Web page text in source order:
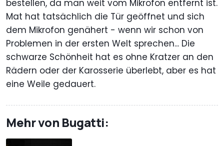
bestellen, da man weit vom Mikrofon entfernt ist.
Mat hat tatsächlich die Tür geöffnet und sich
dem Mikrofon genähert - wenn wir schon von
Problemen in der ersten Welt sprechen... Die
schwarze Schönheit hat es ohne Kratzer an den
Rädern oder der Karosserie überlebt, aber es hat
eine Weile gedauert.
Mehr von Bugatti: